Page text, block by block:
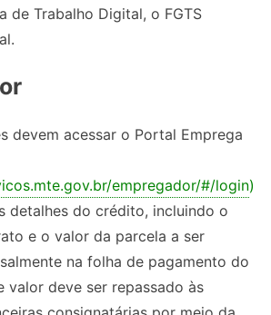
de Trabalho Digital, o FGTS
devem acessar o Portal Emprega
empregador/#/login)
detalhes do crédito, incluindo o
e o valor da parcela a ser
na folha de pagamento do
valor deve ser repassado às